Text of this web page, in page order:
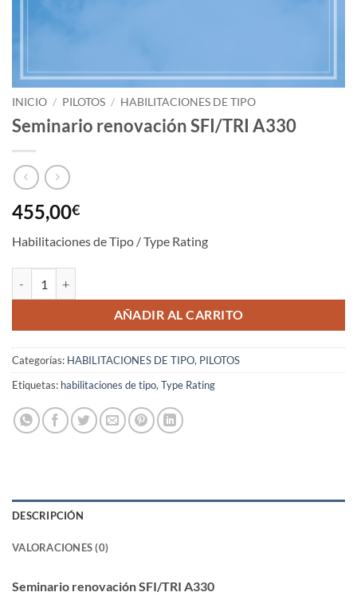
INICIO / PILOTOS / HABILITACIONES DE TIPO
Seminario renovación SFI/TRI A330
455,00€
Habilitaciones de Tipo / Type Rating
AÑADIR AL CARRITO
Categorías: HABILITACIONES DE TIPO, PILOTOS
Etiquetas: habilitaciones de tipo, Type Rating
DESCRIPCIÓN
VALORACIONES (0)
Seminario renovación SFI/TRI A330